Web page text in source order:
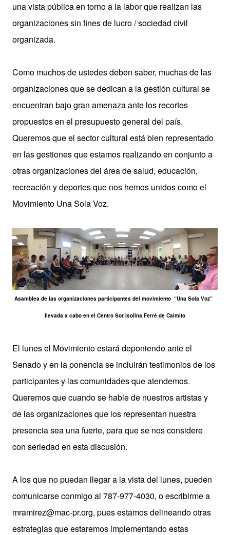
una vista pública en torno a la labor que realizan las
organizaciones sin fines de lucro / sociedad civil
organizada.
Como muchos de ustedes deben saber, muchas de las
organizaciones que se dedican a la gestión cultural se
encuentran bajo gran amenaza ante los recortes
propuestos en el presupuesto general del país.
Queremos que el sector cultural está bien representado
en las gestiones que estamos realizando en conjunto a
otras organizaciones del área de salud, educación,
recreación y deportes que nos hemos unidos como el
Movimiento Una Sola Voz.
Asamblea de las organizaciones participantes del movimiento “Una Sola Voz”
llevada a cabo en el Centro Sor Isolina Ferré de Caimito
El lunes el Movimiento estará deponiendo ante el
Senado y en la ponencia se incluirán testimonios de los
participantes y las comunidades que atendemos.
Queremos que cuando se hable de nuestros artistas y
de las organizaciones que los representan nuestra
presencia sea una fuerte, para que se nos considere
con seriedad en esta discusión.
A los que no puedan llegar a la vista del lunes, pueden
comunicarse conmigo al 787-977-4030, o escribirme a
mramirez@mac-pr.org, pues estamos delineando otras
estrategias que estaremos implementando estas